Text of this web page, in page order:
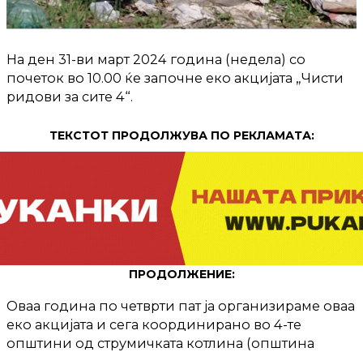
На ден 31-ви март 2024 година (недела) со
почеток во 10.00 ќе започне еко акцијата „Чисти
ридови за сите 4“.
ТЕКСТОТ ПРОДОЛЖУВА ПО РЕКЛАМАТА:
ПРОДОЛЖЕНИЕ:
Оваа година по четврти пат ја организираме оваа
еко акцијата и сега координирано во 4-те
општини од струмичката котлина (општина